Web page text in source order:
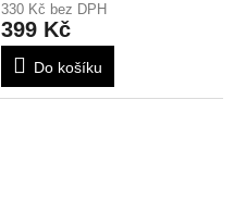
330 Kč bez DPH
399 Kč
Do košíku